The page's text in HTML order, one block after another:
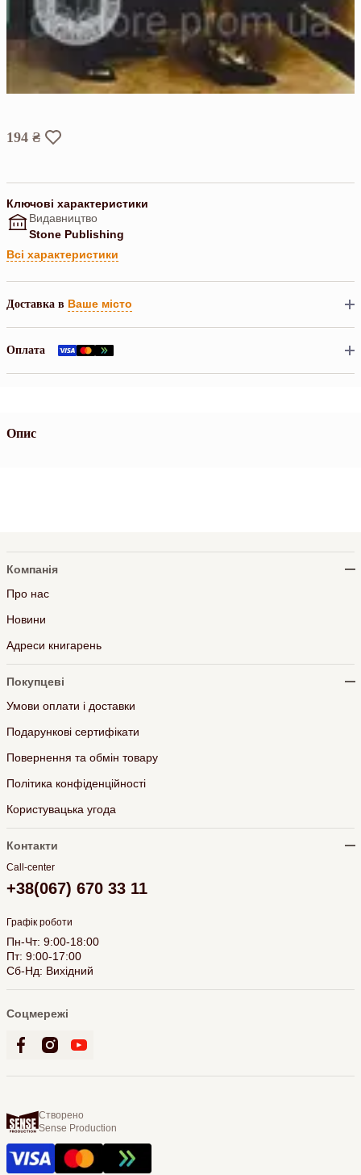
194 ₴
Ключові характеристики
Видавництво
Stone Publishing
Всі характеристики
Доставка в Ваше місто
Оплата
Опис
Компанія
Про нас
Новини
Адреси книгарень
Покупцеві
Умови оплати і доставки
Подарункові сертифікати
Повернення та обмін товару
Політика конфіденційності
Користувацька угода
Контакти
Call-center
+38(067) 670 33 11
Графік роботи
Пн-Чт: 9:00-18:00
Пт: 9:00-17:00
Сб-Нд: Вихідний
Соцмережі
Створено
Sense Production